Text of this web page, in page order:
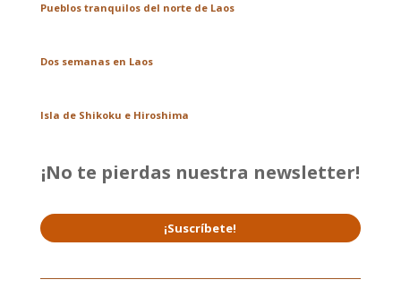
Pueblos tranquilos del norte de Laos
Dos semanas en Laos
Isla de Shikoku e Hiroshima
¡No te pierdas nuestra newsletter!
¡Suscríbete!